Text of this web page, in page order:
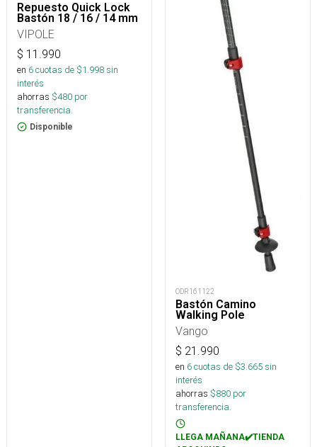
Repuesto Quick Lock
Bastón 18 / 16 / 14 mm
VIPOLE
$ 11.990
en 6cuotas de $1.998sin
interés
ahorras $480 por
transferencia.
Disponible
ODR161122
Bastón Camino
Walking Pole
Vango
$ 21.990
en 6cuotas de $3.665sin
interés
ahorras $880 por
transferencia.
LLEGA MAÑANA✔️TIENDA